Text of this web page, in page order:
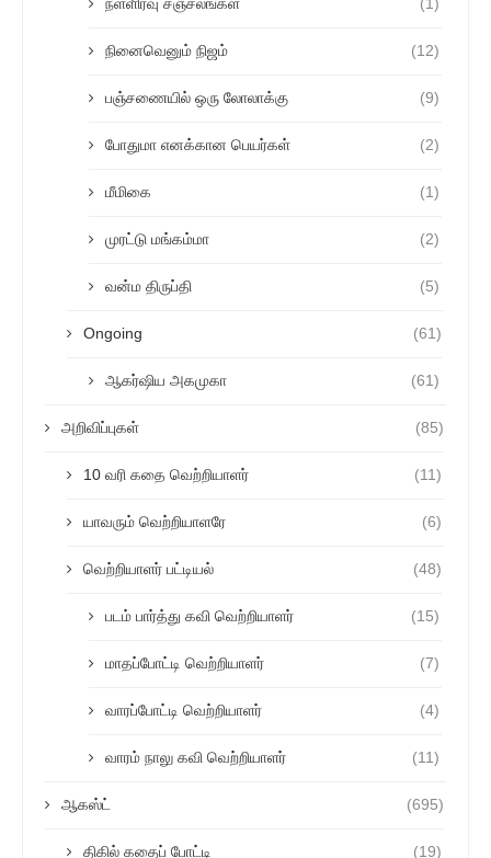
நினைவெனும் நிஜம் (12)
பஞ்சணையில் ஒரு லோலாக்கு (9)
போதுமா எனக்கான பெயர்கள் (2)
மீமிகை (1)
முரட்டு மங்கம்மா (2)
வன்ம திருப்தி (5)
Ongoing (61)
ஆகர்ஷிய அகமுகா (61)
அறிவிப்புகள் (85)
10 வரி கதை வெற்றியாளர் (11)
யாவரும் வெற்றியாளரே (6)
வெற்றியாளர் பட்டியல் (48)
படம் பார்த்து கவி வெற்றியாளர் (15)
மாதப்போட்டி வெற்றியாளர் (7)
வாரப்போட்டி வெற்றியாளர் (4)
வாரம் நாலு கவி வெற்றியாளர் (11)
ஆகஸ்ட் (695)
திகில் கதைப் போட்டி (19)